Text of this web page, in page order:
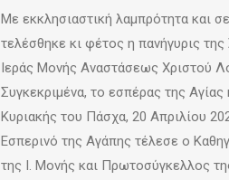
Με εκκλησιαστική λαμπρότητα και
τελέσθηκε κι φέτος η πανήγυρις της
Ιεράς Μονής Αναστάσεως Χριστού
Συγκεκριμένα, το εσπέρας της Αγίας
Κυριακής του Πάσχα, 20 Απριλίου
Εσπερινό της Αγάπης τέλεσε ο
της Ι. Μονής και Πρωτοσύγκελλος